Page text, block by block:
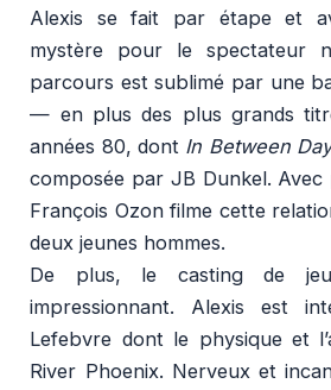
Alexis se fait par étape et
mystère pour le spectateur
parcours est sublimé par une
— en plus des plus grands
années 80, dont In Between
composée par JB Dunkel.
François Ozon filme cette
deux jeunes hommes.
De plus, le casting de
impressionnant. Alexis est
Lefebvre dont le physique et
River Phoenix. Nerveux et